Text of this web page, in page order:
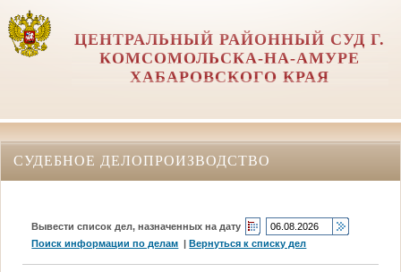
ЦЕНТРАЛЬНЫЙ РАЙОННЫЙ СУД Г.
КОМСОМОЛЬСКА-НА-АМУРЕ
ХАБАРОВСКОГО КРАЯ
СУДЕБНОЕ ДЕЛОПРОИЗВОДСТВО
Вывести список дел, назначенных на дату
Поиск информации по делам |Вернуться к списку дел